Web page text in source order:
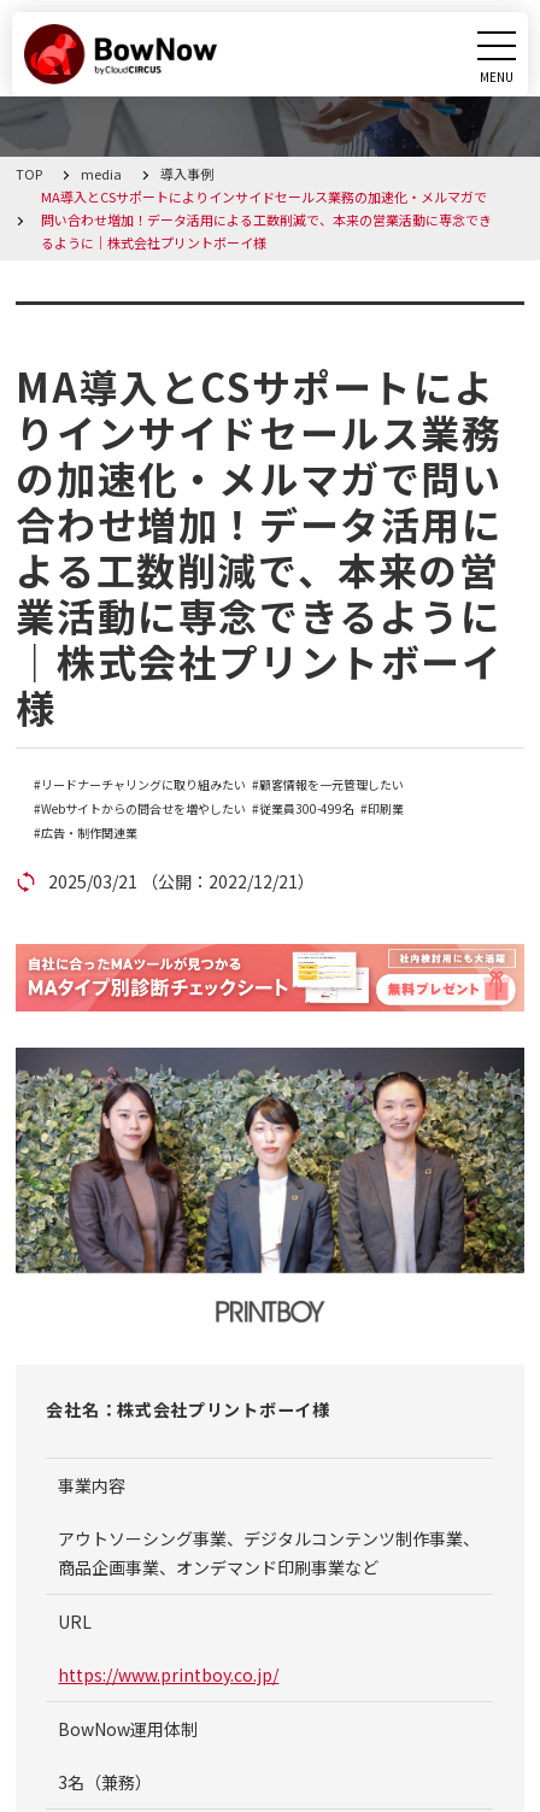
MENU
CLOSE
BowNowとは
課題別活用シーン
料金・プラン
導入事例
メディア
コラム
アカウント発行
資料ダウンロード
セミナー
マニュアルサイト
TOP media
導入事例
MA導入とCSサポートによりインサイドセールス業務の加速化・メルマガで
問い合わせ増加！データ活用による工数削減で、本来の営業活動に専念でき
るように｜株式会社プリントボーイ様
導入事例
MA導入とCSサポートによ
りインサイドセールス業務
の加速化・メルマガで問い
合わせ増加！データ活用に
よる工数削減で、本来の営
業活動に専念できるように
｜株式会社プリントボーイ
様
リードナーチャリングに取り組みたい
顧客情報を一元管理したい
Webサイトからの問合せを増やしたい
従業員300-499名
印刷業
広告・制作関連業
2025/03/21 （公開：2022/12/21）
会社名：株式会社プリントボーイ様
事業内容
アウトソーシング事業、デジタルコンテンツ制作事業、
商品企画事業、オンデマンド印刷事業など
URL
https://www.printboy.co.jp/
BowNow運用体制
3名（兼務）